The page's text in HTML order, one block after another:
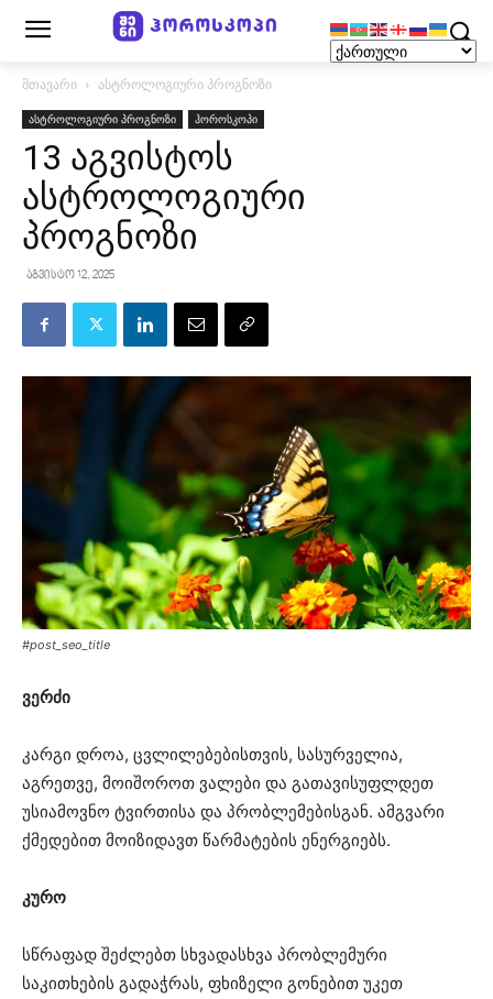
მთავარი ასტროლოგიური პროგნოზი
ასტროლოგიური პროგნოზი ჰოროსკოპი
13 აგვისტოს
ასტროლოგიური
პროგნოზი
აგვისტო 12, 2025
#post_seo_title
ვერძი
კარგი დროა, ცვლილებებისთვის, სასურველია,
აგრეთვე, მოიშოროთ ვალები და გათავისუფლდეთ
უსიამოვნო ტვირთისა და პრობლემებისგან. ამგვარი
ქმედებით მოიზიდავთ წარმატების ენერგიებს.
კურო
სწრაფად შეძლებთ სხვადასხვა პრობლემური
საკითხების გადაჭრას, ფხიზელი გონებით უკეთ